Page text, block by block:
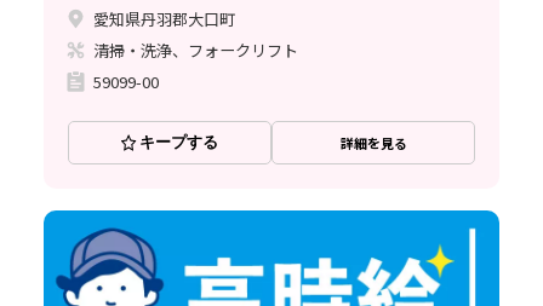
愛知県丹羽郡大口町
清掃・洗浄、フォークリフト
59099-00
キープする 詳細を見る